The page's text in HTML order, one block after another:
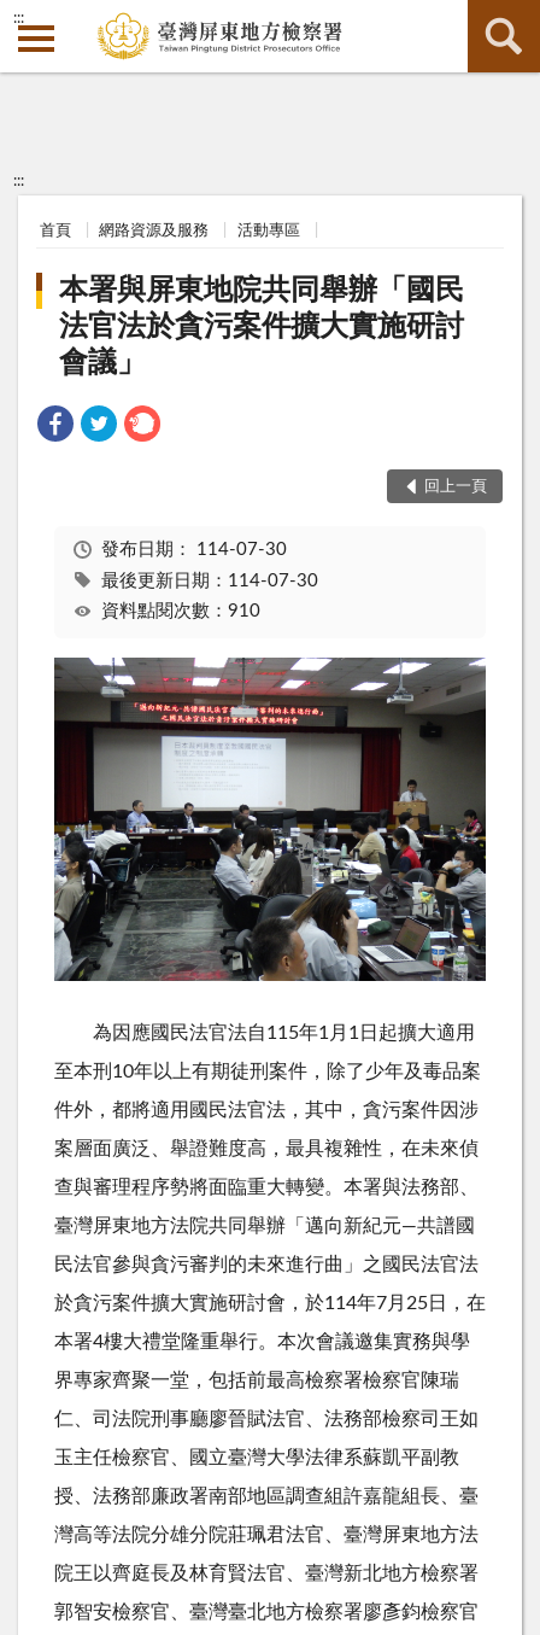
:::
:::
首頁 網路資源及服務 活動專區
本署與屏東地院共同舉辦「國民
法官法於貪污案件擴大實施研討
會議」
回上一頁
發布日期： 114-07-30
最後更新日期：114-07-30
資料點閱次數：910
為因應國民法官法自115年1月1日起擴大適用
至本刑10年以上有期徒刑案件，除了少年及毒品案
件外，都將適用國民法官法，其中，貪污案件因涉
案層面廣泛、舉證難度高，最具複雜性，在未來偵
查與審理程序勢將面臨重大轉變。本署與法務部、
臺灣屏東地方法院共同舉辦「邁向新紀元—共譜國
民法官參與貪污審判的未來進行曲」之國民法官法
於貪污案件擴大實施研討會，於114年7月25日，在
本署4樓大禮堂隆重舉行。本次會議邀集實務與學
界專家齊聚一堂，包括前最高檢察署檢察官陳瑞
仁、司法院刑事廳廖晉賦法官、法務部檢察司王如
玉主任檢察官、國立臺灣大學法律系蘇凱平副教
授、法務部廉政署南部地區調查組許嘉龍組長、臺
灣高等法院分雄分院莊珮君法官、臺灣屏東地方法
院王以齊庭長及林育賢法官、臺灣新北地方檢察署
郭智安檢察官、臺灣臺北地方檢察署廖彥鈞檢察官